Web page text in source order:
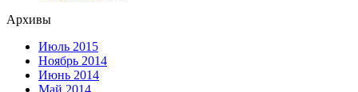
Архивы
Июль 2015
Ноябрь 2014
Июнь 2014
Май 2014